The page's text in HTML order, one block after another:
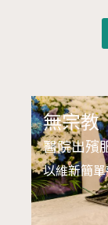
無宗教
醫院出殯
以維新簡